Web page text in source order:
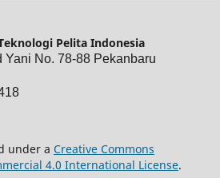
Pelita Indonesia
Yani No. 78-88 Pekanbaru
under a Creative Commons
4.0 International License.